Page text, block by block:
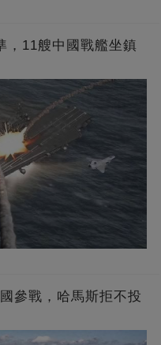
，11艘中國戰艦坐鎮
參戰，哈馬斯拒不投